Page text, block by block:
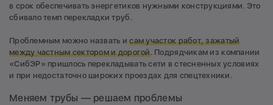
в срок обеспечивать энергетиков нужными конструкциями. Это
сбивало темп перекладки труб.
Проблемным можно назвать исам участок работ, зажатый
между частным сектором и дорогой. Подрядчикам из компании
«СибЭР» пришлось перекладывать сети в стесненных условиях
и при недостаточно широких проездах для спецтехники.
Меняем трубы — решаем проблемы